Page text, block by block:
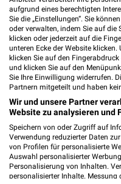
Takko
Biberacher
88471
Heute 09:00
539,30 km
Ernsting's
Biberacher
88471
Heute 09:00
538,82 km
aufgrund eines berechtigten
Sie die „Einstellungen“. Sie
oder verwalten, indem Sie auf die
klicken oder jederzeit auf die
unteren Ecke der Website
klicken Sie auf den
und klicken Sie auf den
Sie Ihre Einwilligung widerrufen.
Partnern mitgeteilt und haben
Wir und unsere Partner
Website zu analysieren und
Speichern von oder Zugriff auf
Verwendung reduzierter Daten
von Profilen für personalisierte
Auswahl personalisierter
Personalisierung von Inhalten.
personalisierter Inhalte. Messung